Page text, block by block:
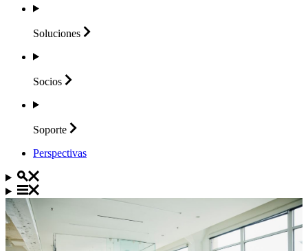
Soluciones
Socios
Soporte
Perspectivas